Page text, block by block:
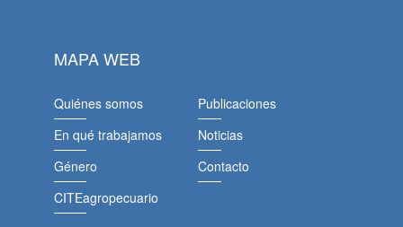
MAPA WEB
Quiénes somos
En qué trabajamos
Género
CITEagropecuario
Publicaciones
Noticias
Contacto